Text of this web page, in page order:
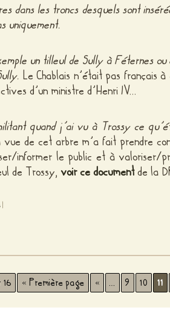
dans les troncs desquels sont
uniquement.
un tilleul de Sully à Féternes
Le Chablais n’était pas français
d’un ministre d’Henri IV…
quand j’ai vu à Trossy ce
vue de cet arbre m’a fait prendre
informer le public et à valoriser/
de Trossy,voir ce documentde la
« Première page « … 9 10 11